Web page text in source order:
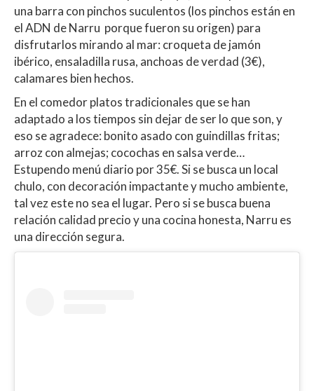
una barra con pinchos suculentos (los pinchos están en
el ADN de Narru porque fueron su origen) para
disfrutarlos mirando al mar: croqueta de jamón
ibérico, ensaladilla rusa, anchoas de verdad (3€),
calamares bien hechos.
En el comedor platos tradicionales que se han
adaptado a los tiempos sin dejar de ser lo que son, y
eso se agradece: bonito asado con guindillas fritas;
arroz con almejas; cocochas en salsa verde…
Estupendo menú diario por 35€. Si se busca un local
chulo, con decoración impactante y mucho ambiente,
tal vez este no sea el lugar. Pero si se busca buena
relación calidad precio y una cocina honesta, Narru es
una dirección segura.